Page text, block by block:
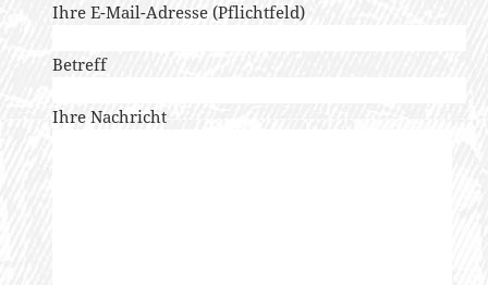
Ihre E-Mail-Adresse (Pflichtfeld)
Betreff
Ihre Nachricht